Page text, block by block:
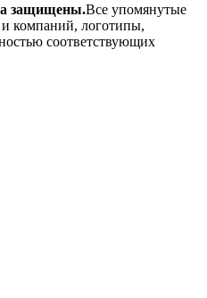
защищены.Все упомянутые
и компаний, логотипы,
соответствующих